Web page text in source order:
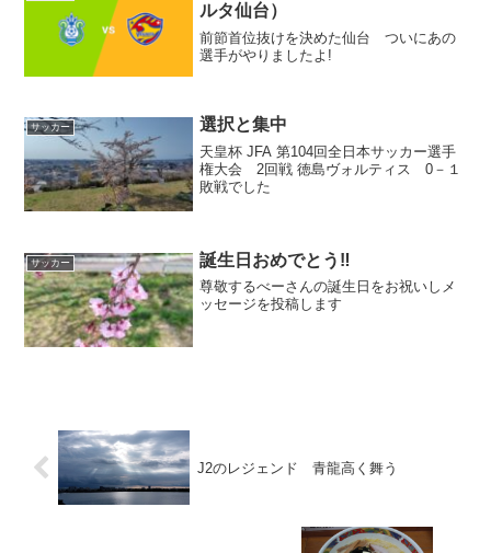
ルタ仙台）
前節首位抜けを決めた仙台 ついにあの
選手がやりましたよ!
サッカー 選択と集中
天皇杯 JFA 第104回全日本サッカー選手
権大会 2回戦 徳島ヴォルティス 0－１
敗戦でした
サッカー 誕生日おめでとう‼
尊敬するべーさんの誕生日をお祝いしメ
ッセージを投稿します
J2のレジェンド 青龍高く舞う